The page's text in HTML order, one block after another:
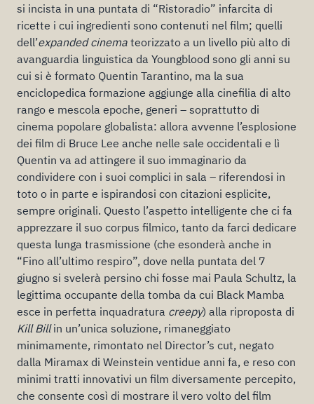
si incista in una puntata di “Ristoradio” infarcita di
ricette i cui ingredienti sono contenuti nel film; quelli
dell’expanded cinema teorizzato a un livello più alto di
avanguardia linguistica da Youngblood sono gli anni su
cui si è formato Quentin Tarantino, ma la sua
enciclopedica formazione aggiunge alla cinefilia di alto
rango e mescola epoche, generi – soprattutto di
cinema popolare globalista: allora avvenne l’esplosione
dei film di Bruce Lee anche nelle sale occidentali e lì
Quentin va ad attingere il suo immaginario da
condividere con i suoi complici in sala – riferendosi in
toto o in parte e ispirandosi con citazioni esplicite,
sempre originali. Questo l’aspetto intelligente che ci fa
apprezzare il suo corpus filmico, tanto da farci dedicare
questa lunga trasmissione (che esonderà anche in
“Fino all’ultimo respiro”, dove nella puntata del 7
giugno si svelerà persino chi fosse mai Paula Schultz, la
legittima occupante della tomba da cui Black Mamba
esce in perfetta inquadratura creepy) alla riproposta di
Kill Billin un’unica soluzione, rimaneggiato
minimamente, rimontato nel Director’s cut, negato
dalla Miramax di Weinstein ventidue anni fa, e reso con
minimi tratti innovativi un film diversamente percepito,
che consente così di mostrare il vero volto del film